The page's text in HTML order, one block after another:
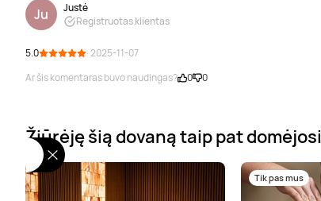
Ju
Justė
Registruotas klientas
5.0
· 2025-11-07
Ar šis komentaras buvo naudingas?
0 0
Žiūrėję šią dovaną taip pat domėjosi
Tik pas mus